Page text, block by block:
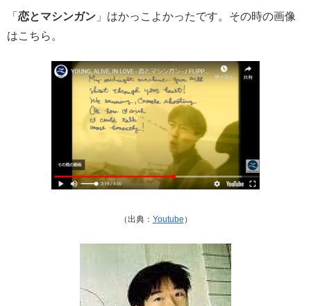
「 恋とマシンガン 」はかっこよかったです。その時の画像
はこちら。
（出典： Youtube ）